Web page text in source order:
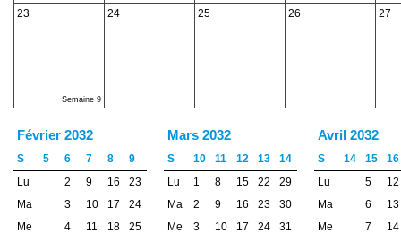
23
Semaine 9
24 25 26 27
Février 2032
S 5 6 7 8
9
Lu
2 9 16
23
Ma
3 10 17
24
Me
4 11 18
25
Mars 2032
S 10 11 12 13
14
Lu
1 8 15 22
29
Ma
2 9 16 23
30
Me
3 10 17 24
31
Avril 2032
S 14 15
16
Lu
5
12
Ma
6
13
Me
7
14